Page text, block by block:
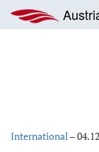
Inhalt
springen
International–